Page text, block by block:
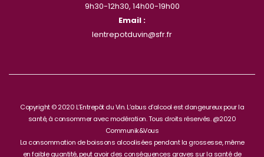
9h30-12h30, 14h00-19h00
Email :
lentrepotduvin@sfr.fr
Copyright © 2020 L’Entrepôt du Vin. L’abus d’alcool est dangeureux pour la
santé, à consommer avec modération. Tous droits réservés. @2020
Communik&Vous
La consommation de boissons alcoolisées pendant la grossesse, même
en faible quantité, peut avoir des conséquences graves sur la santé de